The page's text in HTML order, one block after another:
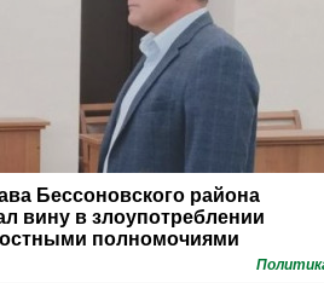
Бессоновского района
вину в злоупотреблении
полномочиями